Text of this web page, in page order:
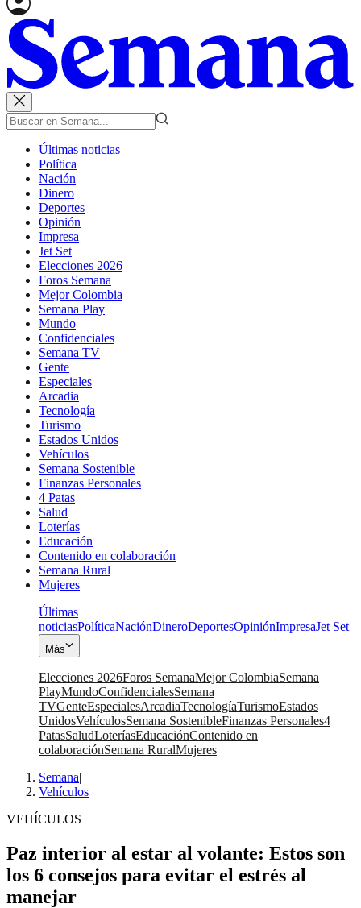
Últimas noticias
Política
Nación
Dinero
Deportes
Opinión
Impresa
Jet Set
Elecciones 2026
Foros Semana
Mejor Colombia
Semana Play
Mundo
Confidenciales
Semana TV
Gente
Especiales
Arcadia
Tecnología
Turismo
Estados Unidos
Vehículos
Semana Sostenible
Finanzas Personales
4 Patas
Salud
Loterías
Educación
Contenido en colaboración
Semana Rural
Mujeres
Últimas
noticiasPolíticaNaciónDineroDeportesOpiniónImpresaJet Set
Más
Elecciones 2026Foros SemanaMejor ColombiaSemana
PlayMundoConfidencialesSemana
TVGenteEspecialesArcadiaTecnologíaTurismoEstados
UnidosVehículosSemana SostenibleFinanzas Personales4
PatasSaludLoteríasEducaciónContenido en
colaboraciónSemana RuralMujeres
Semana|
Vehículos
VEHÍCULOS
Paz interior al estar al volante: Estos son
los 6 consejos para evitar el estrés al
manejar